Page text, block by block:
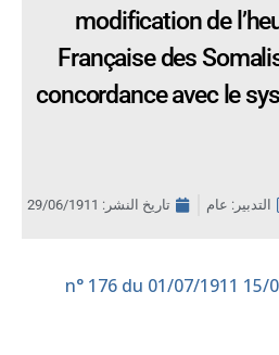
modification de
Française des
concordance avec le
التدبير: عام تاريخ النشر: 29/06/1911